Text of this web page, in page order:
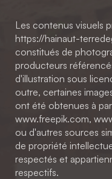
Les contenus visuels
https://hainaut-
constitués de
producteurs
d'illustration sous
outre, certaines
ont été obtenues à
www.freepik.com,
ou d'autres sources
de propriété
respectés et
respectifs.